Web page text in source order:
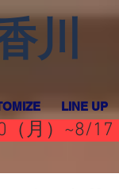
川
LINE UP
月）~8/